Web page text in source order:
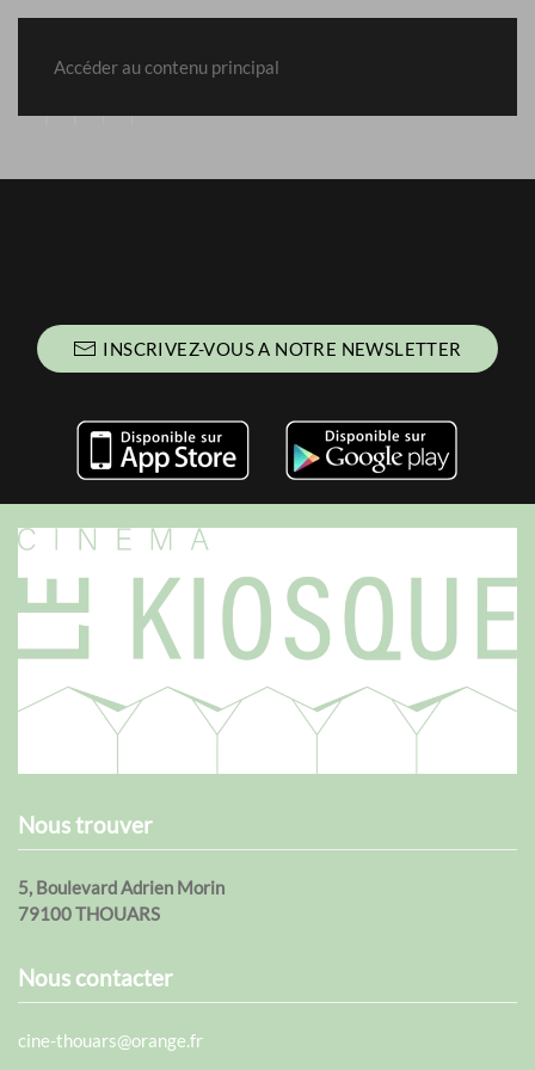
Accéder au contenu principal
INSCRIVEZ-VOUS A NOTRE NEWSLETTER
Nous trouver
5, Boulevard Adrien Morin
79100 THOUARS
Nous contacter
cine-thouars@orange.fr